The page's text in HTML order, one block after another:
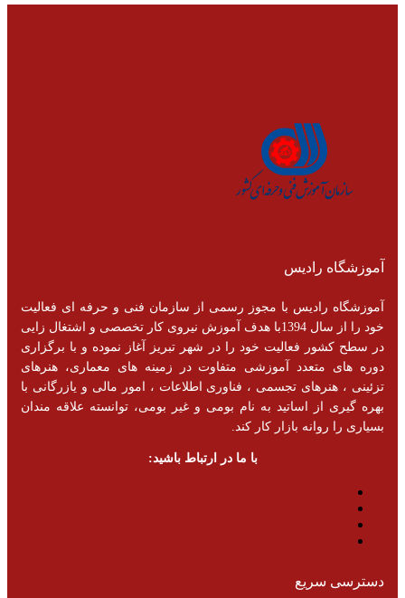
آموزشگاه رادیس
آموزشگاه رادیس با مجوز رسمی از سازمان فنی و حرفه ای فعالیت
خود را از سال 1394با هدف آموزش نیروی کار تخصصی و اشتغال زایی
در سطح کشور فعالیت خود را در شهر تبریز آغاز نموده و با برگزاری
دوره های متعدد آموزشی متفاوت در زمینه های معماری، هنرهای
تزئینی ، هنرهای تجسمی ، فناوری اطلاعات ، امور مالی و یازرگانی با
بهره گیری از اساتید به نام بومی و غیر بومی، توانسته علاقه مندان
بسیاری را روانه بازار کار کند.
با ما در ارتباط باشید:
دسترسی سریع